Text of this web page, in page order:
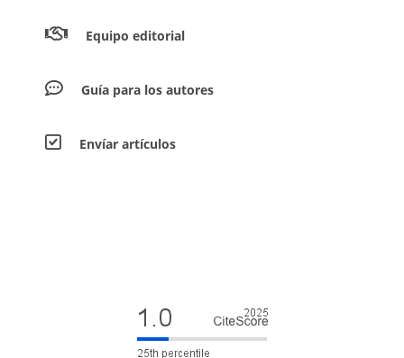
Equipo editorial
Guía para los autores
Envíar artículos